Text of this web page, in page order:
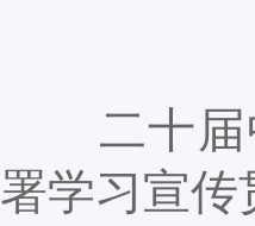
二十届中
署学习宣传